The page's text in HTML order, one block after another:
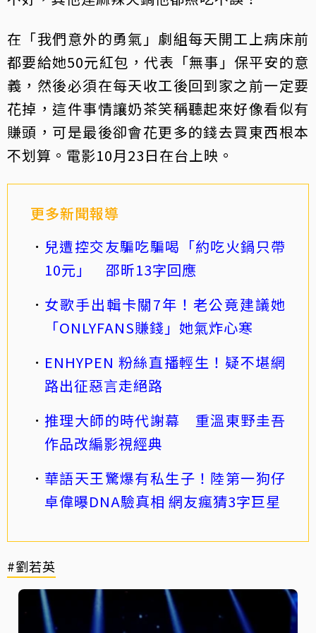
在「我們意外的勇氣」劇組每天開工上病床前
都要給她50元紅包，代表「無事」保平安的意
義，然後必須在每天收工後回到家之前一定要
花掉，這件事情讓奶茶笑稱聽起來好像看似有
賺頭，可是最後卻會花更多的錢去買東西根本
不划算。電影10月23日在台上映。
更多新聞報導
兒遭控交友騙吃騙喝「約吃火鍋只帶
10元」 邵昕13字回應
女歌手出輯卡關7年！老公竟建議她
「ONLYFANS賺錢」她氣炸心寒
ENHYPEN 粉絲直播輕生！疑不堪網
路出征惡言走絕路
推理大師的時代謝幕 重溫東野圭吾
作品改編影視經典
華語天王驚爆有私生子！陸第一狗仔
卓偉曝DNA驗真相 網友瘋猜3字巨星
#劉若英